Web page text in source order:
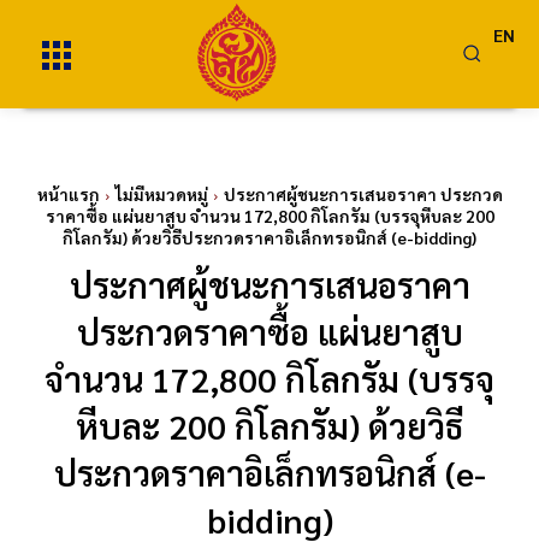
EN
หน้าแรก ไม่มีหมวดหมู่
ประกาศผู้ชนะการเสนอราคา ประกวด
ราคาซื้อ แผ่นยาสูบ จำนวน 172,800 กิโลกรัม (บรรจุหีบละ 200
กิโลกรัม) ด้วยวิธีประกวดราคาอิเล็กทรอนิกส์ (e-bidding)
ประกาศผู้ชนะการเสนอราคา
ประกวดราคาซื้อ แผ่นยาสูบ
จำนวน 172,800 กิโลกรัม (บรรจุ
หีบละ 200 กิโลกรัม) ด้วยวิธี
ประกวดราคาอิเล็กทรอนิกส์ (e-
bidding)